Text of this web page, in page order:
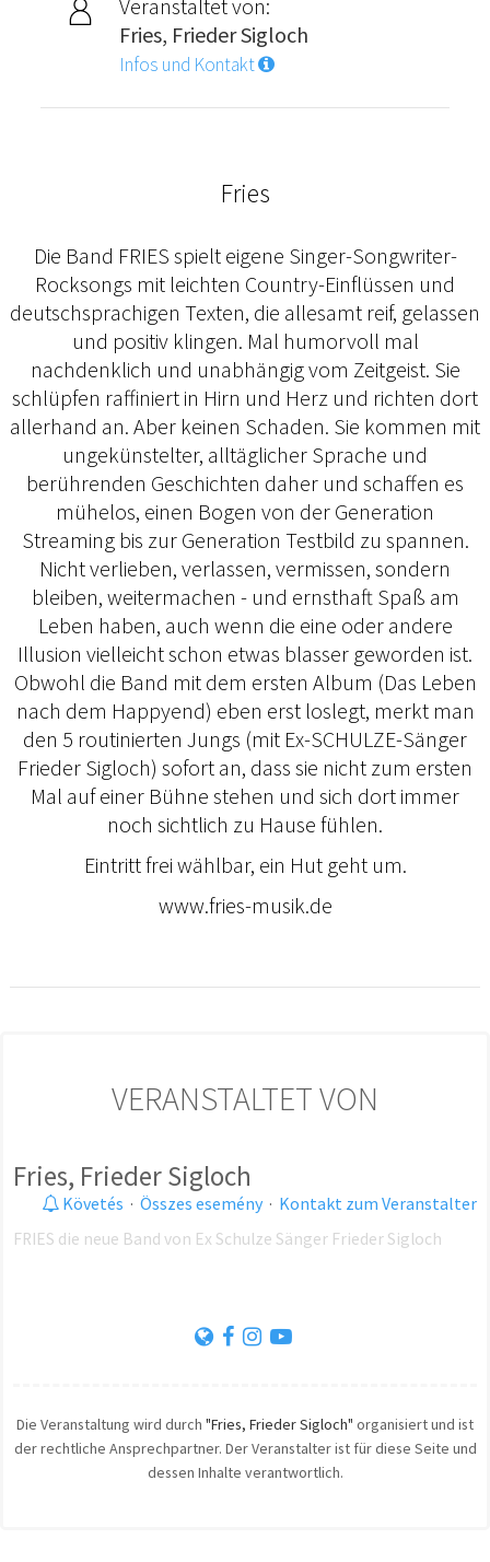
Veranstaltet von:
Fries, Frieder Sigloch
Infos und Kontakt
Fries
Die Band FRIES spielt eigene Singer-Songwriter-
Rocksongs mit leichten Country-Einflüssen und
deutschsprachigen Texten, die allesamt reif, gelassen
und positiv klingen. Mal humorvoll mal
nachdenklich und unabhängig vom Zeitgeist. Sie
schlüpfen raffiniert in Hirn und Herz und richten dort
allerhand an. Aber keinen Schaden. Sie kommen mit
ungekünstelter, alltäglicher Sprache und
berührenden Geschichten daher und schaffen es
mühelos, einen Bogen von der Generation
Streaming bis zur Generation Testbild zu spannen.
Nicht verlieben, verlassen, vermissen, sondern
bleiben, weitermachen - und ernsthaft Spaß am
Leben haben, auch wenn die eine oder andere
Illusion vielleicht schon etwas blasser geworden ist.
Obwohl die Band mit dem ersten Album (Das Leben
nach dem Happyend) eben erst loslegt, merkt man
den 5 routinierten Jungs (mit Ex-SCHULZE-Sänger
Frieder Sigloch) sofort an, dass sie nicht zum ersten
Mal auf einer Bühne stehen und sich dort immer
noch sichtlich zu Hause fühlen.
Eintritt frei wählbar, ein Hut geht um.
www.fries-musik.de
VERANSTALTET VON
Fries, Frieder Sigloch
Követés · Összes esemény · Kontakt zum Veranstalter
FRIES die neue Band von Ex Schulze Sänger Frieder Sigloch
Die Veranstaltung wird durch "Fries, Frieder Sigloch" organisiert und ist
der rechtliche Ansprechpartner. Der Veranstalter ist für diese Seite und
dessen Inhalte verantwortlich.